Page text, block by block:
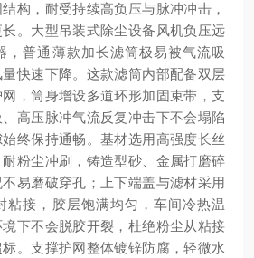
构，耐受持续高负压与脉冲冲击，
。大型吊装式除尘设备风机负压远
，普通薄款加长滤筒极易被气流吸
快速下降。这款滤筒内部配备双层
，筒身增设多道环形加固束带，支
高压脉冲气流反复冲击下不会塌陷
终保持通畅。基材选用高强度长丝
粉尘冲刷，铸造型砂、金属打磨碎
易磨破穿孔；上下端盖与滤材采用
粘接，胶层饱满均匀，车间冷热温
下不会脱胶开裂，杜绝粉尘从粘接
。支撑护网整体镀锌防腐，轻微水